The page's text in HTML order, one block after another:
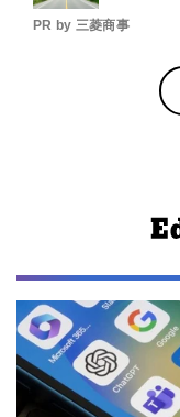
PR by 三菱商事